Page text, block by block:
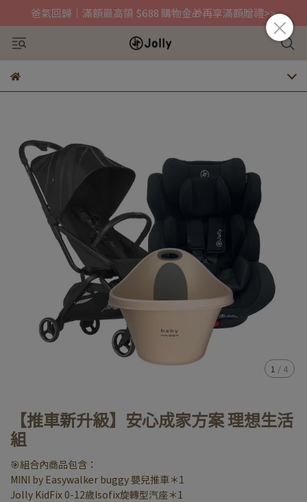
爸氣回歸｜滿額最高領 $688 購物金🎁再享滿額贈禮>>
1 / 4
【推車新升級】安心成家方案 理想生活
組
🎯組合內商品包含：
MINI by Easywalker buggy 嬰兒推車＊1
Jolly KidFix 0-12歲Isofix旋轉型汽座＊1